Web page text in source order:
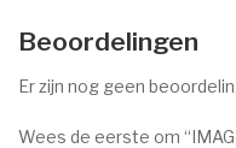
Beoordelingen
Er zijn nog geen
Wees de eerste om